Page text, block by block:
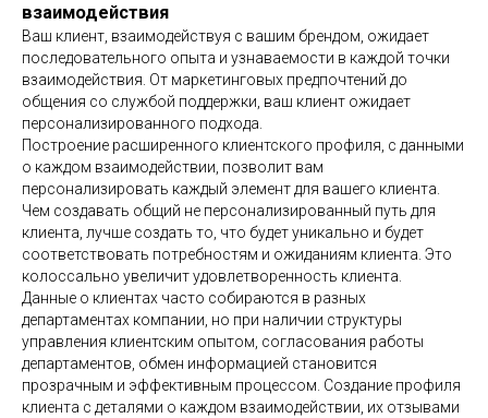
взаимодействия
Ваш клиент, взаимодействуя с вашим брендом, ожидает
последовательного опыта и узнаваемости в каждой точки
взаимодействия. От маркетинговых предпочтений до
общения со службой поддержки, ваш клиент ожидает
персонализированного подхода.
Построение расширенного клиентского профиля, с данными
о каждом взаимодействии, позволит вам
персонализировать каждый элемент для вашего клиента.
Чем создавать общий не персонализированный путь для
клиента, лучше создать то, что будет уникально и будет
соответствовать потребностям и ожиданиям клиента. Это
колоссально увеличит удовлетворенность клиента.
Данные о клиентах часто собираются в разных
департаментах компании, но при наличии структуры
управления клиентским опытом, согласования работы
департаментов, обмен информацией становится
прозрачным и эффективным процессом. Создание профиля
клиента с деталями о каждом взаимодействии, их отзывами